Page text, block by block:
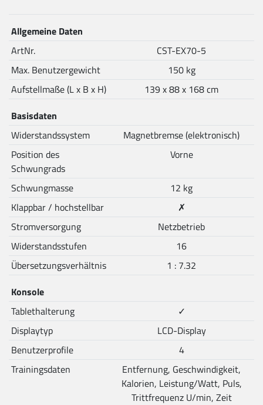
Allgemeine Daten
ArtNr.
CST-EX70-5
Max. Benutzergewicht
150 kg
Aufstellmaße (L x B x H)
139 x 88 x 168 cm
Basisdaten
Widerstandssystem
Magnetbremse (elektronisch)
Position des
Schwungrads
Vorne
Schwungmasse
12 kg
Klappbar / hochstellbar
✗
Stromversorgung
Netzbetrieb
Widerstandsstufen
16
Übersetzungsverhältnis
1 : 7.32
Konsole
Tablethalterung
✓
Displaytyp
LCD-Display
Benutzerprofile
4
Trainingsdaten
Entfernung, Geschwindigkeit,
Kalorien, Leistung/Watt, Puls,
Trittfrequenz U/min, Zeit